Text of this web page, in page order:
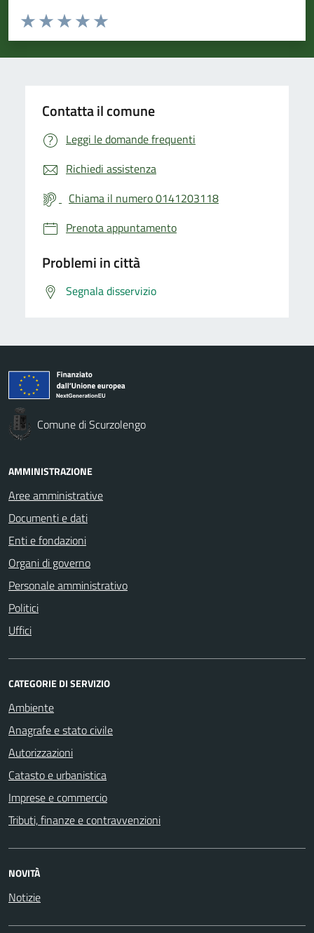
Valuta da 1 a 5 stelle la pagina
Valuta 5 stelle su 5
Valuta 4 stelle su 5
Valuta 3 stelle su 5
Valuta 2 stelle su 5
Valuta 1 stelle su 5
Contatta il comune
Leggi le domande frequenti
Richiedi assistenza
Chiama il numero 0141203118
Prenota appuntamento
Problemi in città
Segnala disservizio
Comune di Scurzolengo
AMMINISTRAZIONE
Aree amministrative
Documenti e dati
Enti e fondazioni
Organi di governo
Personale amministrativo
Politici
Uffici
CATEGORIE DI SERVIZIO
Ambiente
Anagrafe e stato civile
Autorizzazioni
Catasto e urbanistica
Imprese e commercio
Tributi, finanze e contravvenzioni
NOVITÀ
Notizie